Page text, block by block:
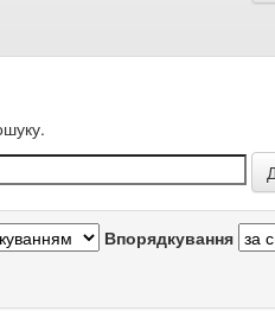
Впорядкування